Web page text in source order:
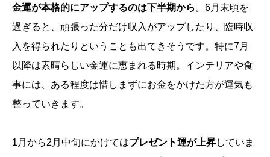
金運が本格的にアップするのは下半期から。6月末頃を
過ぎると、頑張った分だけ収入がアップしたり、臨時収
入を得られたりということも出てきそうです。特に7月
以降は素晴らしい金運に恵まれる時期。インテリアや食
事には、ある程度は惜しまずにお金をかけた方が運気も
整っていきます。
1月から2月中旬にかけてはプレゼント運が上昇していま
誕生日ランキング 金運神社 金運財布 姓名判断